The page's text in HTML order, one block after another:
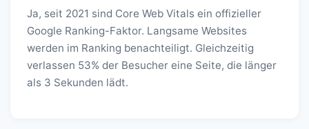
Ja, seit 2021 sind Core Web Vitals ein offizieller
Google Ranking-Faktor. Langsame Websites
werden im Ranking benachteiligt. Gleichzeitig
verlassen 53% der Besucher eine Seite, die länger
als 3 Sekunden lädt.